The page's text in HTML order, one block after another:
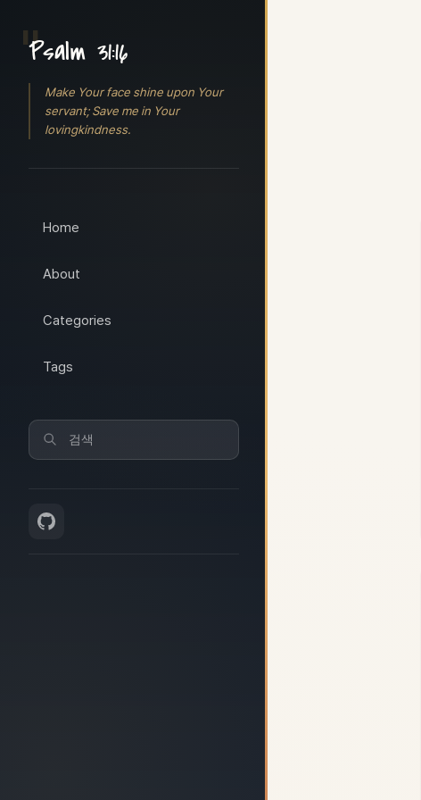
Psalm 31:16
Make Your face shine upon Your
servant; Save me in Your
lovingkindness.
Home
About
Categories
Tags